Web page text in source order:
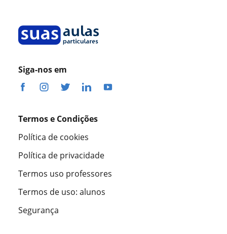
Siga-nos em
Termos e Condições
Política de cookies
Política de privacidade
Termos uso professores
Termos de uso: alunos
Segurança